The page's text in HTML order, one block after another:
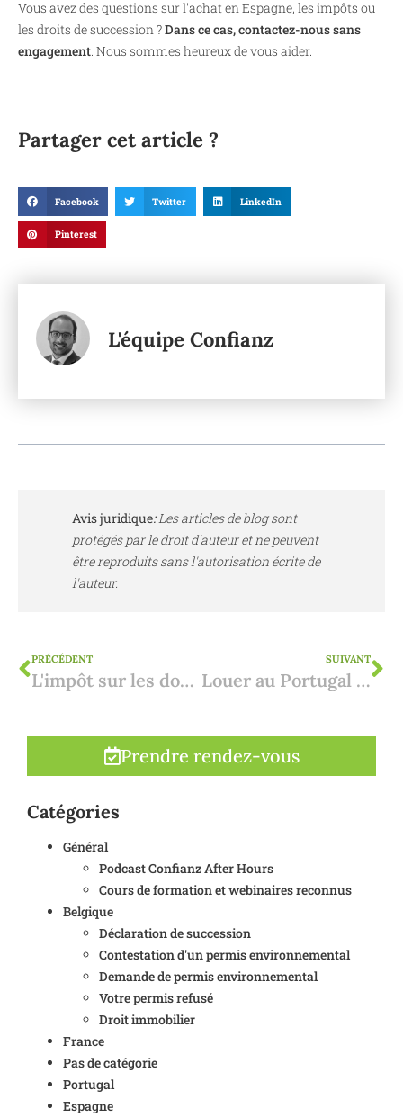
Vous avez des questions sur l'achat en Espagne, les impôts ou
les droits de succession ?Dans ce cas, contactez-nous sans
engagement . Nous sommes heureux de vous aider.
Partager cet article ?
Facebook Twitter LinkedIn
Pinterest
L'équipe Confianz
Avis juridique:Les articles de blog sont
protégés par le droit d'auteur et ne peuvent
être reproduits sans l'autorisation écrite de
l'auteur.
PRÉCÉDENT
L'impôt sur les donations en Andalousie fortement revu à la baisse
SUIVANT
Louer au Portugal : le permis de location
Prendre rendez-vous
Catégories
Général
Podcast Confianz After Hours
Cours de formation et webinaires reconnus
Belgique
Déclaration de succession
Contestation d'un permis environnemental
Demande de permis environnemental
Votre permis refusé
Droit immobilier
France
Pas de catégorie
Portugal
Espagne